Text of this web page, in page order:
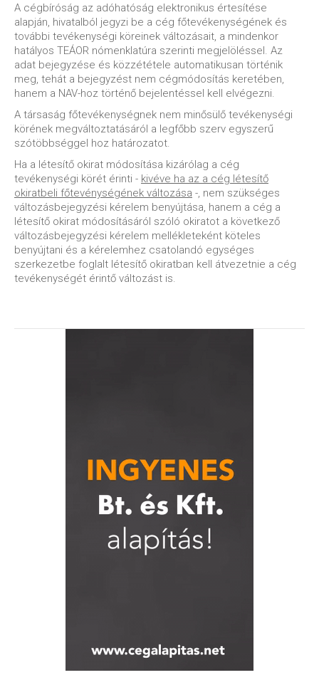
A cégbíróság az adóhatóság elektronikus értesítése
alapján, hivatalból jegyzi be a cég főtevékenységének és
további tevékenységi köreinek változásait, a mindenkor
hatályos TEÁOR nómenklatúra szerinti megjelöléssel. Az
adat bejegyzése és közzététele automatikusan történik
meg, tehát a bejegyzést nem cégmódosítás keretében,
hanem a NAV-hoz történő bejelentéssel kell elvégezni.
A társaság főtevékenységnek nem minősülő tevékenységi
körének megváltoztatásáról a legfőbb szerv egyszerű
szótöbbséggel hoz határozatot.
Ha a létesítő okirat módosítása kizárólag a cég
tevékenységi körét érinti - kivéve ha az a cég létesítő
okiratbeli főtevénységének változása -, nem szükséges
változásbejegyzési kérelem benyújtása, hanem a cég a
létesítő okirat módosításáról szóló okiratot a következő
változásbejegyzési kérelem mellékleteként köteles
benyújtani és a kérelemhez csatolandó egységes
szerkezetbe foglalt létesítő okiratban kell átvezetnie a cég
tevékenységét érintő változást is.